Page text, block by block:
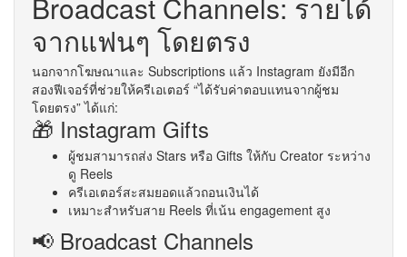
จากแฟนๆ โดยตรง
นอกจากโฆษณาและ Subscriptions แล้ว Instagram ยังมีอีก
สองฟีเจอร์ที่ช่วยให้ครีเอเตอร์ “ได้รับค่าตอบแทนจากผู้ชม
โดยตรง” ได้แก่:
🎁 Instagram Gifts
ผู้ชมสามารถส่ง Stars หรือ Gifts ให้กับ Creator ระหว่าง
ดู Reels
ครีเอเตอร์สะสมยอดแล้วถอนเงินได้
เหมาะสำหรับสาย Reels ที่เน้น engagement สูง
📢 Broadcast Channels